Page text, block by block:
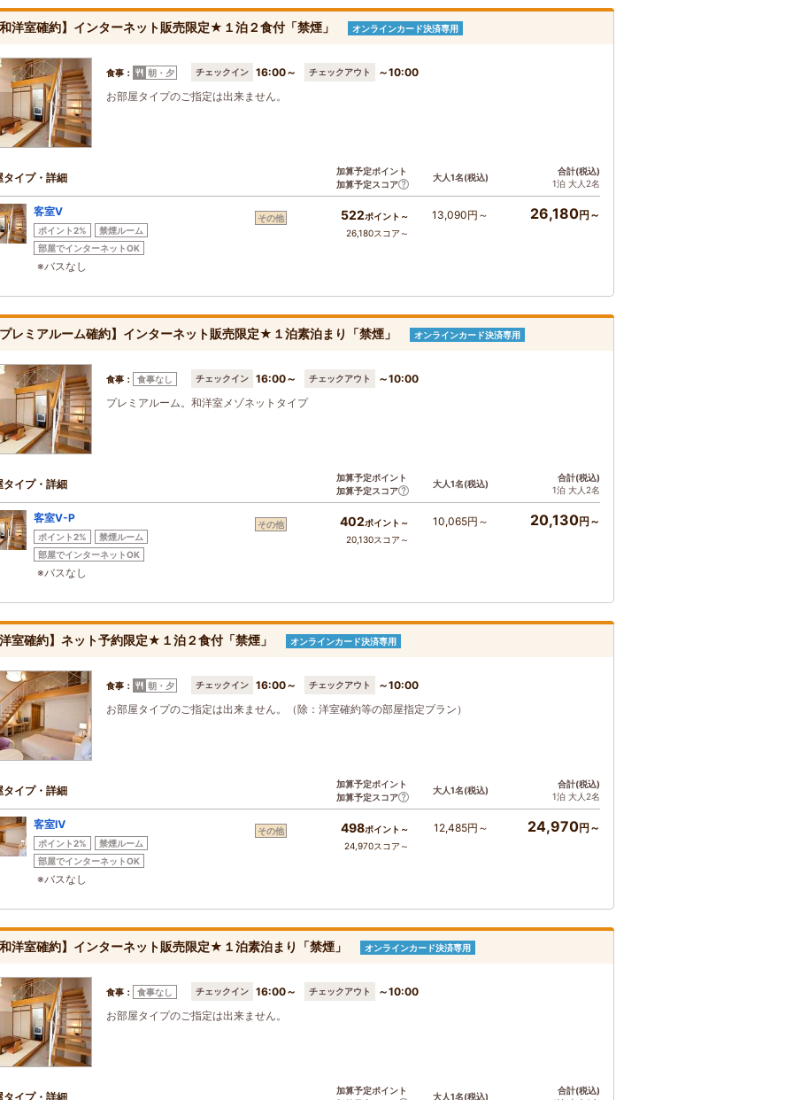
洋室確約】インターネット販売限定★１泊２食付「禁煙」 オンラインカード決済専用
食事： 朝・夕 チェックイン 16:00～ チェックアウト
～10:00
お部屋タイプのご指定は出来ません。
タイプ・詳細
加算予定ポイント
加算予定スコア
大人1名(税込)
合計(税込)
1泊 大人2名
客室Ⅴ
ポイント2%
禁煙ルーム
部屋でインターネットOK
※バスなし
その他 522ポイント～
26,180スコア～
13,090円～ 26,180円～
レミアルーム確約】インターネット販売限定★１泊素泊まり「禁煙」 オンラインカード決済専用
食事： 食事なし チェックイン 16:00～ チェックアウト
～10:00
プレミアルーム。和洋室メゾネットタイプ
タイプ・詳細
加算予定ポイント
加算予定スコア
大人1名(税込)
合計(税込)
1泊 大人2名
客室Ⅴ-P
ポイント2%
禁煙ルーム
部屋でインターネットOK
※バスなし
その他 402ポイント～
20,130スコア～
10,065円～ 20,130円～
室確約】ネット予約限定★１泊２食付「禁煙」 オンラインカード決済専用
食事： 朝・夕 チェックイン 16:00～ チェックアウト
～10:00
お部屋タイプのご指定は出来ません。（除：洋室確約等の部屋指定プラン）
タイプ・詳細
加算予定ポイント
加算予定スコア
大人1名(税込)
合計(税込)
1泊 大人2名
客室Ⅳ
ポイント2%
禁煙ルーム
部屋でインターネットOK
※バスなし
その他 498ポイント～
24,970スコア～
12,485円～ 24,970円～
洋室確約】インターネット販売限定★１泊素泊まり「禁煙」 オンラインカード決済専用
食事： 食事なし チェックイン 16:00～ チェックアウト
～10:00
お部屋タイプのご指定は出来ません。
タイプ・詳細
加算予定ポイント
大人1名(税込)
合計(税込)